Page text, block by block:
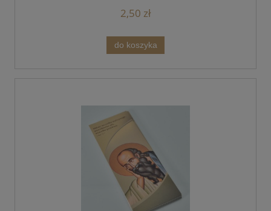
2,50 zł
do koszyka